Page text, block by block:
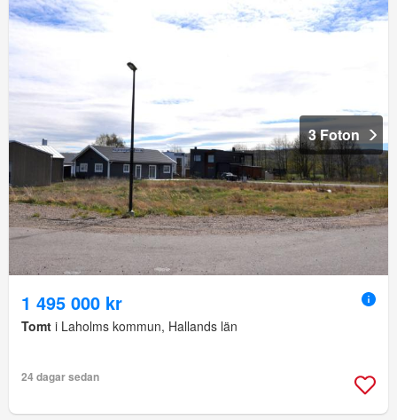
3 Foton
1 495 000 kr
Tomt i Laholms kommun, Hallands län
24 dagar sedan